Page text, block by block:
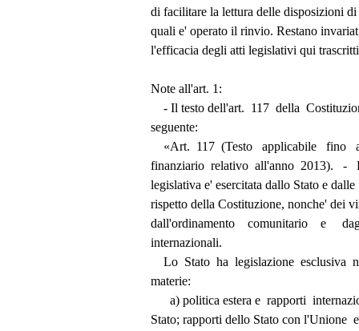
di facilitare la lettura delle disposizioni
quali e' operato il rinvio. Restano
l'efficacia degli atti legislativi qui
          Note all'art. 1:
- Il testo dell'art.  117  della
          seguente:
«Art.  117  (Testo   applicabile
finanziario  relativo  all'anno  2013).
legislativa e' esercitata dallo Stato e
rispetto della Costituzione, nonche'
dall'ordinamento    comunitario    e
          internazionali.
Lo  Stato  ha  legislazione
          materie:
a) politica estera e  rapporti
Stato; rapporti dello Stato con l'Unione